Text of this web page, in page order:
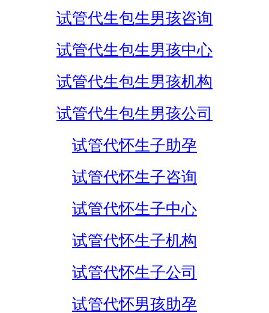
试管代生包生男孩咨询
试管代生包生男孩中心
试管代生包生男孩机构
试管代生包生男孩公司
试管代怀生子助孕
试管代怀生子咨询
试管代怀生子中心
试管代怀生子机构
试管代怀生子公司
试管代怀男孩助孕